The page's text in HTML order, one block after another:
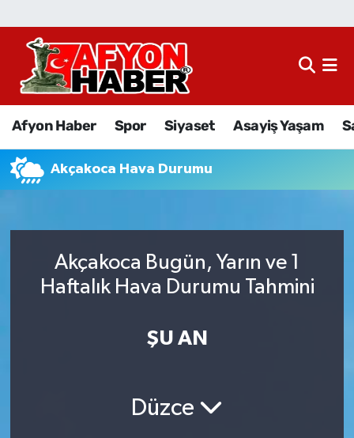
Afyon Haber Spor Siyaset Asayiş Yaşam
Akçakoca Hava Durumu
Akçakoca Bugün, Yarın ve 1
Haftalık Hava Durumu Tahmini
ŞU AN
Düzce
Afyon Haber
Asayiş Yaşam
Eğitim